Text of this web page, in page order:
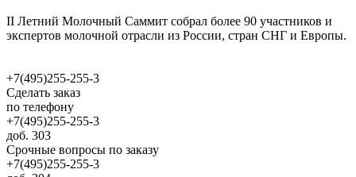
II Летний Молочный Саммит собрал более 90 участников и
экспертов молочной отрасли из России, стран СНГ и Европы.
+7(495)255-255-3
Сделать заказ
по телефону
+7(495)255-255-3
доб. 303
Срочные вопросы по заказу
+7(495)255-255-3